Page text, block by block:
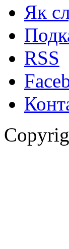
Як
RSS